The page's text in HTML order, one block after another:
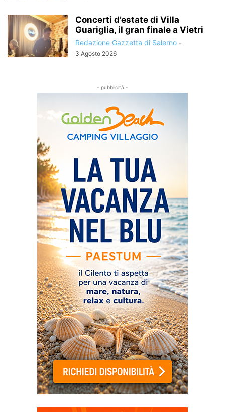
Concerti d’estate di Villa
Guariglia, il gran finale a Vietri
Redazione Gazzetta di Salerno -
3 Agosto 2026
- pubblicità -